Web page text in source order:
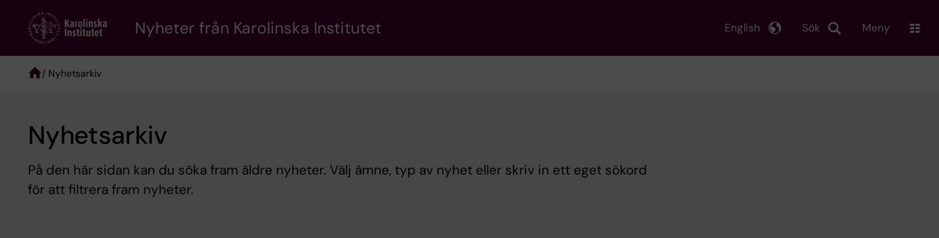
content
Nyheter från Karolinska Institutet Sök
English Meny
/ Nyhetsarkiv
Nyhetsarkiv
På den här sidan kan du söka fram äldre nyheter. Välj ämne, typ av nyhet eller skriv in ett eget sökord
för att filtrera fram nyheter.